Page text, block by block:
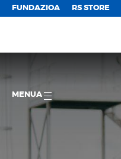
FUNDAZIOA RS STORE
MENUA